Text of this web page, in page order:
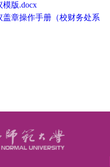
模版.docx
章操作手册（校财务处系